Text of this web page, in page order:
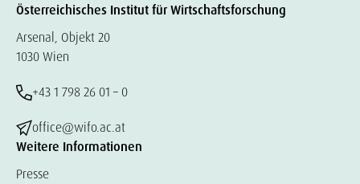
Österreichisches Institut für Wirtschaftsforschung
Arsenal, Objekt 20
1030 Wien
+43 1 798 26 01 – 0
office@wifo.ac.at
Weitere Informationen
Presse